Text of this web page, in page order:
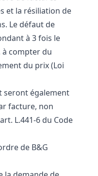
et la résiliation de
Le défaut de
à 3 fois le
à compter du
du prix (Loi
seront également
facture, non
L.441-6 du Code
de B&G